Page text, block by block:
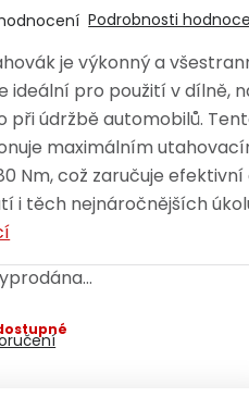
Podrobnosti
je výkonný a
ideální pro použití v dílně,
při údržbě automobilů.
maximálním
Nm, což zaručuje efektivní
i těch nejnáročnějších